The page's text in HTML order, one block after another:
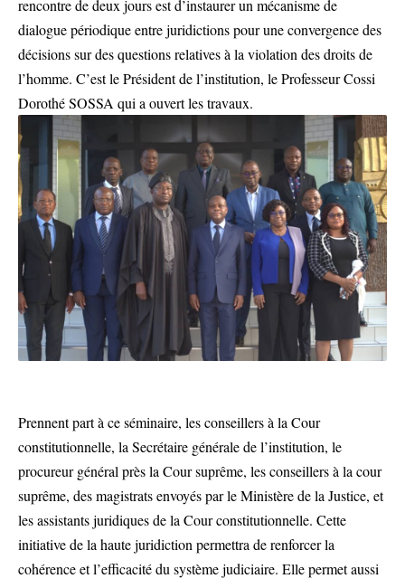
rencontre de deux jours est d’instaurer un mécanisme de
dialogue périodique entre juridictions pour une convergence des
décisions sur des questions relatives à la violation des droits de
l’homme. C’est le Président de l’institution, le Professeur Cossi
Dorothé SOSSA qui a ouvert les travaux.
Prennent part à ce séminaire, les conseillers à la Cour
constitutionnelle, la Secrétaire générale de l’institution, le
procureur général près la Cour suprême, les conseillers à la cour
suprême, des magistrats envoyés par le Ministère de la Justice, et
les assistants juridiques de la Cour constitutionnelle. Cette
initiative de la haute juridiction permettra de renforcer la
cohérence et l’efficacité du système judiciaire. Elle permet aussi